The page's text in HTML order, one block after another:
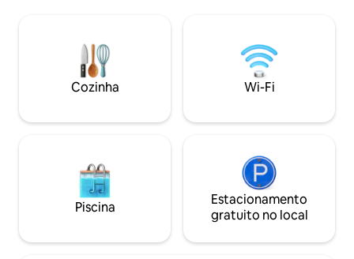
adorar este lugar por causa da
localização, e nossas vistas da West
Grand Traverse Bay são incríveis! Uma
praia pública a 200 metros de distância 3
distância!
vista para o lago,
única! Relaxe em
hidromassagem
interna, área de
Cozinha Wi-Fi
Piscina
Estacionamento
gratuito no local